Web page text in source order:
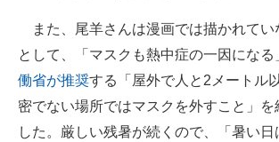
また、尾羊さんは漫画では描かれてい
として、「マスクも熱中症の一因になる
働省が推奨する「屋外で人と2メートル
密でない場所ではマスクを外すこと」を
した。厳しい残暑が続くので、「暑い日